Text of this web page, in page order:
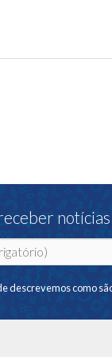
notícias
descrevemos como